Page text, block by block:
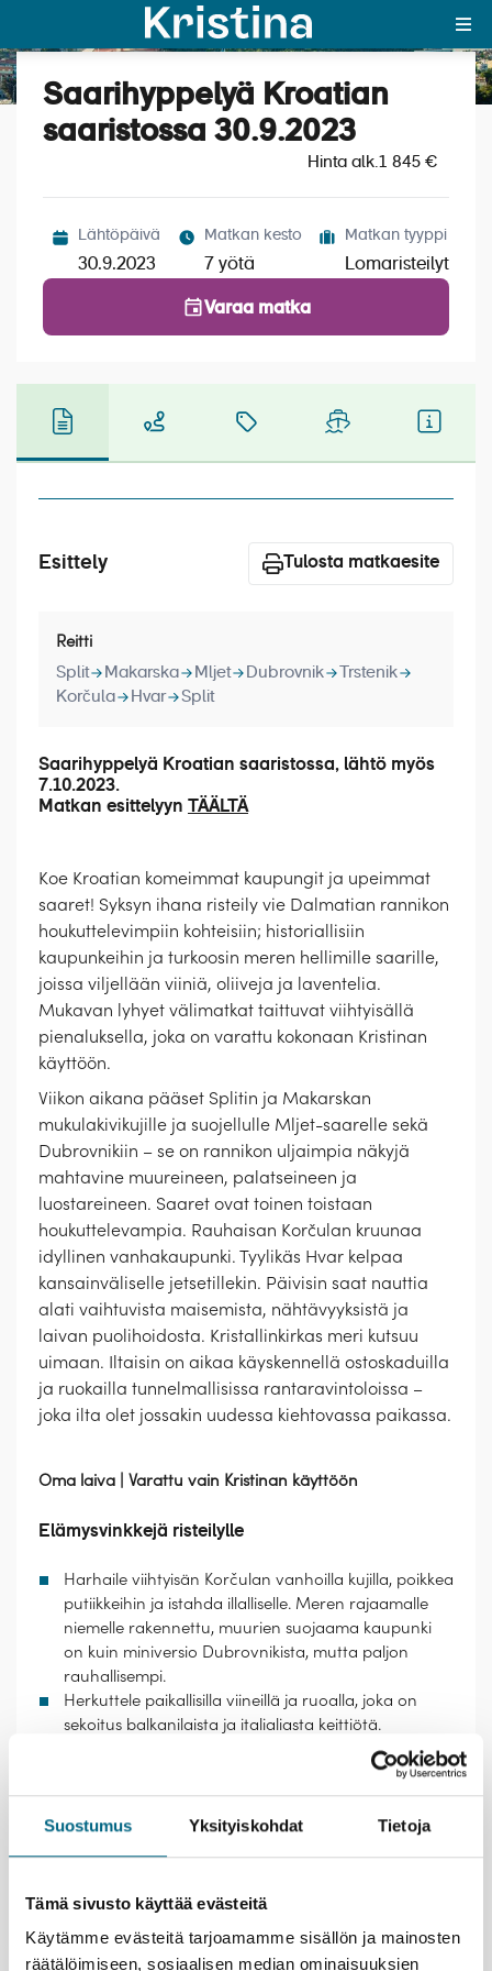
Suostumus Yksityiskohdat Tietoja
Tämä sivusto käyttää evästeitä
Käytämme evästeitä tarjoamamme sisällön ja mainosten
räätälöimiseen, sosiaalisen median ominaisuuksien
MAJAKKA-portaali
Yksin matkalle?
Suosikit
Matkatyypit
Matkakalenteri
Laivat
Hyvä tietää
Katso kuvat (6)
Saarihyppelyä Kroatian
saaristossa 30.9.2023
Hinta alk.1 845 €
Lähtöpäivä
30.9.2023
Matkan kesto
7 yötä
Matkan tyyppi
Lomaristeilyt
Varaa matka
Esittely Tulosta matkaesite
Reitti
Split Makarska Mljet Dubrovnik
Trstenik
Korčula
Hvar Split
Saarihyppelyä Kroatian saaristossa, lähtö myös
7.10.2023.
Matkan esittelyyn TÄÄLTÄ
Koe Kroatian komeimmat kaupungit ja upeimmat
saaret! Syksyn ihana risteily vie Dalmatian rannikon
houkuttelevimpiin kohteisiin; historiallisiin
kaupunkeihin ja turkoosin meren hellimille saarille,
joissa viljellään viiniä, oliiveja ja laventelia.
Mukavan lyhyet välimatkat taittuvat viihtyisällä
pienaluksella, joka on varattu kokonaan Kristinan
käyttöön.
Viikon aikana pääset Splitin ja Makarskan
mukulakivikujille ja suojellulle Mljet-saarelle sekä
Dubrovnikiin – se on rannikon uljaimpia näkyjä
mahtavine muureineen, palatseineen ja
luostareineen. Saaret ovat toinen toistaan
houkuttelevampia. Rauhaisan Korčulan kruunaa
idyllinen vanhakaupunki. Tyylikäs Hvar kelpaa
kansainväliselle jetsetillekin. Päivisin saat nauttia
alati vaihtuvista maisemista, nähtävyyksistä ja
laivan puolihoidosta. Kristallinkirkas meri kutsuu
uimaan. Iltaisin on aikaa käyskennellä ostoskaduilla
ja ruokailla tunnelmallisissa rantaravintoloissa –
joka ilta olet jossakin uudessa kiehtovassa paikassa.
Oma laiva | Varattu vain Kristinan käyttöön
Elämysvinkkejä risteilylle
Harhaile viihtyisän Korčulan vanhoilla kujilla, poikkea
putiikkeihin ja istahda illalliselle. Meren rajaamalle
niemelle rakennettu, muurien suojaama kaupunki
on kuin miniversio Dubrovnikista, mutta paljon
rauhallisempi.
Herkuttele paikallisilla viineillä ja ruoalla, joka on
sekoitus balkanilaista ja italialiasta keittiötä.
Rannikolla on tarjolla herkullisia äyriäissalaatteja,
grillattua kalaa ja muita merenantimia, mutta myös
meheviä, juustotäytteisiä burek-piiraita ja
ilmakuivattua kinkkua.
palatsialue – kokonainen kaupunginosa kujineen ja
eri aikoina tehtyine rakennuksineen. Alue on
Unescon maailmanperintökohde.